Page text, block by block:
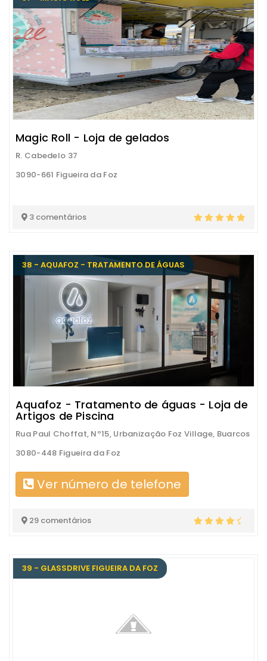
Magic Roll - Loja de gelados
R. Cabedelo 37
3090-661 Figueira da Foz
3 comentários
38 - AQUAFOZ - TRATAMENTO DE ÁGUAS
Aquafoz - Tratamento de águas - Loja de
Artigos de Piscina
Rua Paul Choffat, Nº15, Urbanização Foz Village, Buarcos
3080-448 Figueira da Foz
Ver número de telefone
29 comentários
39 - GLASSDRIVE FIGUEIRA DA FOZ